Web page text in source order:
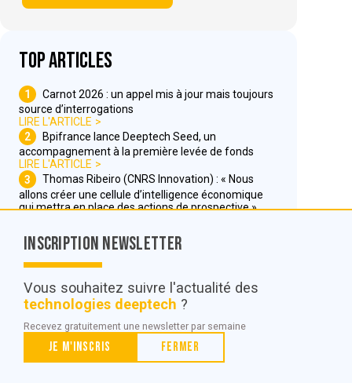
Top articles
1
Carnot 2026 : un appel mis à jour mais toujours
source d’interrogations
LIRE L'ARTICLE
2
Bpifrance lance Deeptech Seed, un
accompagnement à la première levée de fonds
LIRE L'ARTICLE
3
Thomas Ribeiro (CNRS Innovation) : « Nous
allons créer une cellule d’intelligence économique
qui mettra en place des actions de prospective »
© POC Media 2026
Tous droits réservés.
Qui sommes nous ?
Mentions légales
Inscription Newsletter
Vous souhaitez suivre l'actualité des
technologies deeptech ?
Recevez gratuitement une newsletter par semaine
Je m'inscris Fermer